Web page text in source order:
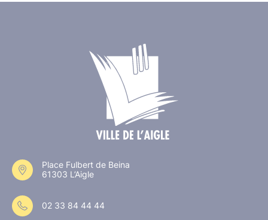
Place Fulbert de Beina
61303 L’Aigle
02 33 84 44 44